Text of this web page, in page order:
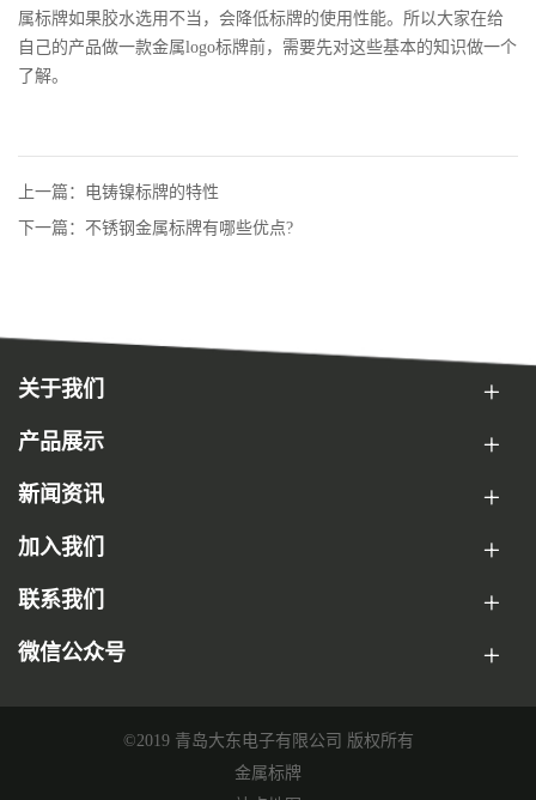
属标牌如果胶水选用不当，会降低标牌的使用性能。所以大家在给
自己的产品做一款金属logo标牌前，需要先对这些基本的知识做一个
了解。
上一篇：电铸镍标牌的特性
下一篇：不锈钢金属标牌有哪些优点?
关于我们
产品展示
新闻资讯
加入我们
联系我们
微信公众号
©2019 青岛大东电子有限公司 版权所有
金属标牌